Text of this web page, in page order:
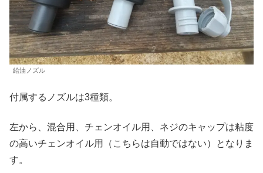
給油ノズル
付属するノズルは3種類。
左から、混合用、チェンオイル用、ネジのキャップは粘度
の高いチェンオイル用（こちらは自動ではない）となりま
す。